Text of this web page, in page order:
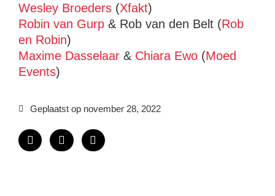
Wesley Broeders (Xfakt)
Robin van Gurp & Rob van den Belt (Rob
en Robin)
Maxime Dasselaar & Chiara Ewo (Moed
Events)
Geplaatst op november 28, 2022